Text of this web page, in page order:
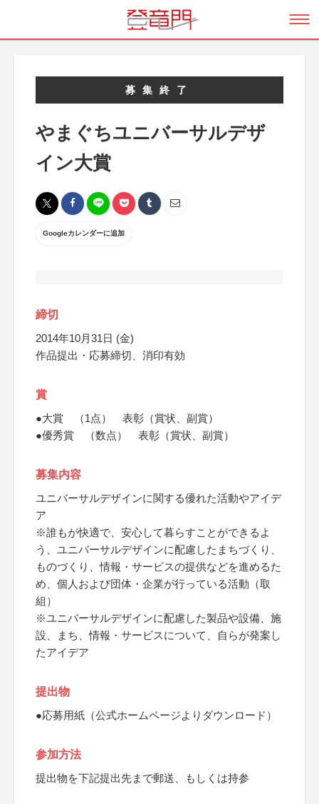
募集終了
やまぐちユニバーサルデザ
イン大賞
Googleカレンダーに追加
締切
2014年10月31日 (金)
作品提出・応募締切、消印有効
賞
●大賞 （1点） 表彰（賞状、副賞）
●優秀賞 （数点） 表彰（賞状、副賞）
募集内容
ユニバーサルデザインに関する優れた活動やアイデ
ア
※誰もが快適で、安心して暮らすことができるよ
う、ユニバーサルデザインに配慮したまちづくり、
ものづくり、情報・サービスの提供などを進めるた
め、個人および団体・企業が行っている活動（取
組）
※ユニバーサルデザインに配慮した製品や設備、施
設、まち、情報・サービスについて、自らが発案し
たアイデア
提出物
●応募用紙（公式ホームページよりダウンロード）
参加方法
提出物を下記提出先まで郵送、もしくは持参